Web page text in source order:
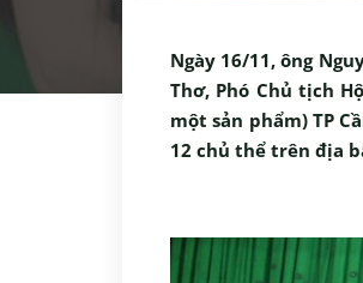
Ngày 16/11, ông
Thơ, Phó Chủ tịch
một sản phẩm) TP
12 chủ thể trên địa